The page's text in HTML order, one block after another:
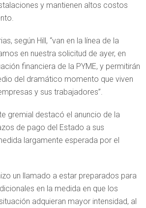
y mantienen altos costos
según Hill, “van en la línea de la
en nuestra solicitud de ayer, en
financiera de la PYME, y permitirán
del dramático momento que viven
y sus trabajadores”.
gremial destacó el anuncio de la
de pago del Estado a sus
largamente esperada por el
un llamado a estar preparados para
en la medida en que los
adquieran mayor intensidad, al